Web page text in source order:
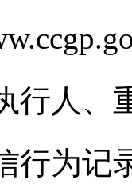
行人、
行为记